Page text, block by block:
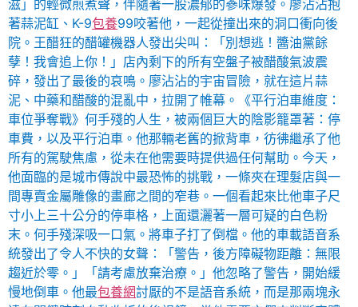
滋」的輕微煎煮聲，伴隨著一股濃郁的蔘味爆發。廖沾沾抱
著蒜泥缸、K-9包養99咬著他，一起從撞出來的洞口衝向後
院。王醋狂的醋罐機器人發出尖叫：「別想逃！醬油黨餘
孽！我會追上你！」店內剩下的所有空盤子被醋酸氣波震
碎，發出了最後的哀鳴。廖沾沾的宇宙冒險，就在這片蒜
泥、中藥和醋酸的混亂中，拉開了帷幕。《平行泊車維度：
車位爭奪戰》何手殘的人生，被兩個巨大的陰影籠罩著：停
車費，以及平行泊車。他那輛老舊的掀背車，彷彿繼承了他
所有的駕駛焦慮，從未在他需要時提供過任何幫助。今天，
他面臨的是城市傳說中最恐怖的挑戰，一條夾在理髮店與一
間專賣金屬雕像的畫廊之間的窄巷。一個看起來比他車子尺
寸小上三十公分的停車格，上面還灑著一層可疑的白色粉
末。何手殘深吸一口氣。將車子打了倒檔。他的車載語音系
統發出了令人不快的女聲：「警告，後方障礙物距離：無限
趨近於零。」「請考慮放棄治療。」他忽略了警告，開始緩
慢地倒車。他最包養網討厭的不是語音系統，而是那兩塊永